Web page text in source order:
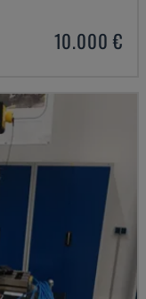
10.000 €